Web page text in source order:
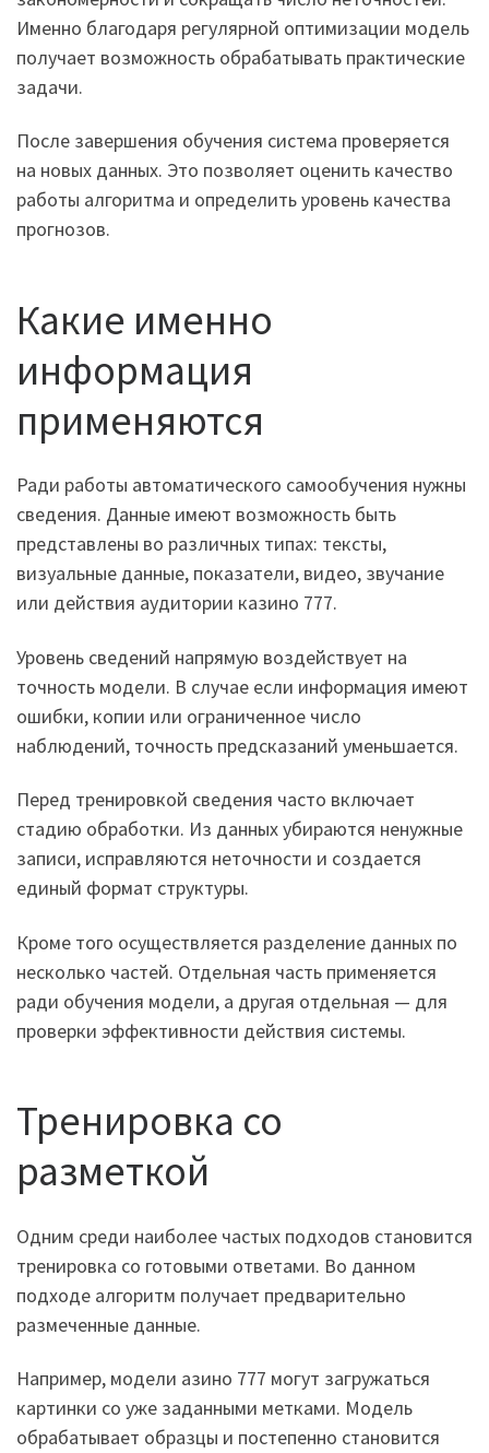
Именно благодаря регулярной оптимизации модель
получает возможность обрабатывать практические
задачи.
После завершения обучения система проверяется
на новых данных. Это позволяет оценить качество
работы алгоритма и определить уровень качества
прогнозов.
Какие именно
информация
применяются
Ради работы автоматического самообучения нужны
сведения. Данные имеют возможность быть
представлены во различных типах: тексты,
визуальные данные, показатели, видео, звучание
или действия аудитории казино 777.
Уровень сведений напрямую воздействует на
точность модели. В случае если информация имеют
ошибки, копии или ограниченное число
наблюдений, точность предсказаний уменьшается.
Перед тренировкой сведения часто включает
стадию обработки. Из данных убираются ненужные
записи, исправляются неточности и создается
единый формат структуры.
Кроме того осуществляется разделение данных по
несколько частей. Отдельная часть применяется
ради обучения модели, а другая отдельная — для
проверки эффективности действия системы.
Тренировка со
разметкой
Одним среди наиболее частых подходов становится
тренировка со готовыми ответами. Во данном
подходе алгоритм получает предварительно
размеченные данные.
Например, модели азино 777 могут загружаться
картинки со уже заданными метками. Модель
обрабатывает образцы и постепенно становится